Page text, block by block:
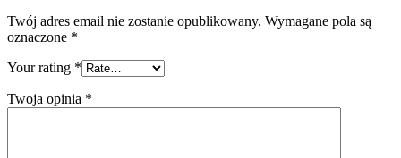
Twój adres email nie zostanie opublikowany. Wymagane pola są
oznaczone *
Your rating *
Twoja opinia *